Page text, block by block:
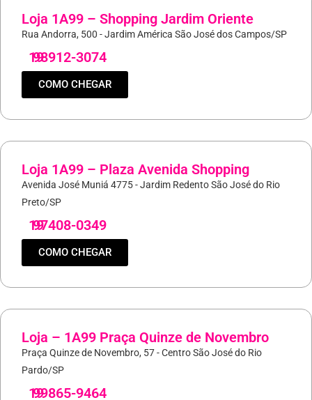
Loja 1A99 – Shopping Jardim Oriente
Rua Andorra, 500 - Jardim América São José dos Campos/SP
19
98912-3074
COMO CHEGAR
Loja 1A99 – Plaza Avenida Shopping
Avenida José Muniá 4775 - Jardim Redento São José do Rio
Preto/SP
19
97408-0349
COMO CHEGAR
Loja – 1A99 Praça Quinze de Novembro
Praça Quinze de Novembro, 57 - Centro São José do Rio
Pardo/SP
19
99865-9464